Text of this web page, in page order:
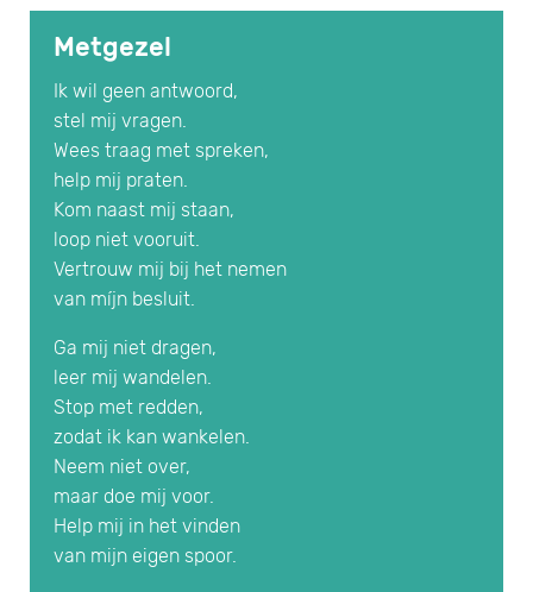
Metgezel
Ik wil geen antwoord,
stel mij vragen.
Wees traag met spreken,
help mij praten.
Kom naast mij staan,
loop niet vooruit.
Vertrouw mij bij het nemen
van míjn besluit.
Ga mij niet dragen,
leer mij wandelen.
Stop met redden,
zodat ik kan wankelen.
Neem niet over,
maar doe mij voor.
Help mij in het vinden
van mijn eigen spoor.